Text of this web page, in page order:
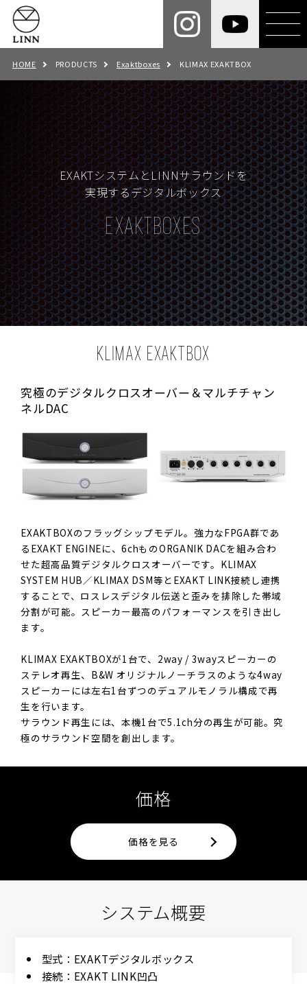
HOME PRODUCTS Exaktboxes KLIMAX EXAKTBOX
EXAKTシステムとLINNサラウンドを
実現するデジタルボックス
EXAKTBOXES
KLIMAX EXAKTBOX
究極のデジタルクロスオーバー＆マルチチャン
ネルDAC
EXAKTBOXのフラッグシップモデル。強力なFPGA群であ
るEXAKT ENGINEに、6chものORGANIK DACを組み合わ
せた超高品質デジタルクロスオーバーです。KLIMAX
SYSTEM HUB／KLIMAX DSM等とEXAKT LINK接続し連携
することで、ロスレスデジタル伝送と歪みを排除した帯域
分割が可能。スピーカー最高のパフォーマンスを引き出し
ます。
KLIMAX EXAKTBOXが1台で、2way / 3wayスピーカーの
ステレオ再生、B&W オリジナルノーチラスのような4way
スピーカーには左右1台ずつのデュアルモノラル構成で再
生を行います。
サラウンド再生には、本機1台で5.1ch分の再生が可能。究
極のサラウンド空間を創出します。
価格
価格を見る
システム概要
型式：EXAKTデジタルボックス
接続：EXAKT LINK凹凸